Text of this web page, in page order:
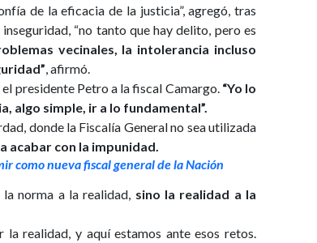
de la eficacia de la justicia”, agregó, tras
“no tanto que hay delito, pero es
vecinales, la intolerancia incluso
, afirmó.
presidente Petro a la fiscal Camargo.“Yo lo
algo simple, ir a lo fundamental”.
donde la Fiscalía General no sea utilizada
acabar con la impunidad.
como nueva fiscal general de la Nación
norma a la realidad, sino la realidad a la
realidad, y aquí estamos ante esos retos.